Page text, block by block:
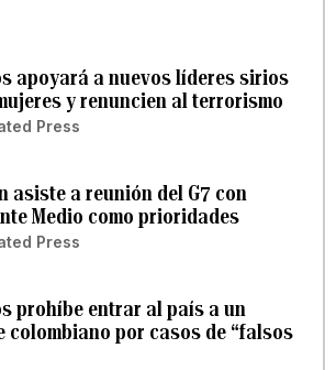
apoyará a nuevos líderes sirios
y renuncien al terrorismo
Press
asiste a reunión del G7 con
Medio como prioridades
Press
prohíbe entrar al país a un
colombiano por casos de “falsos